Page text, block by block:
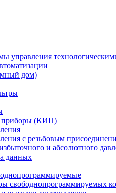
управления
дом)
приборы (КИП)
с резьбовым
и абсолютного
данных
свободнопрограммируемых